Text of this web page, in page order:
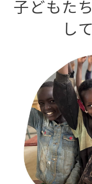
子どもた
し